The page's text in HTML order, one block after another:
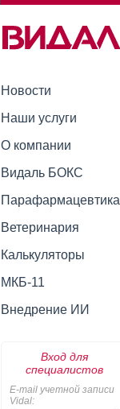
Новости
Наши услуги
О компании
Видаль БОКС
Парафармацевтика
Ветеринария
Калькуляторы
МКБ-11
Внедрение ИИ
Вход для
специалистов
E-mail учетной записи
Vidal: